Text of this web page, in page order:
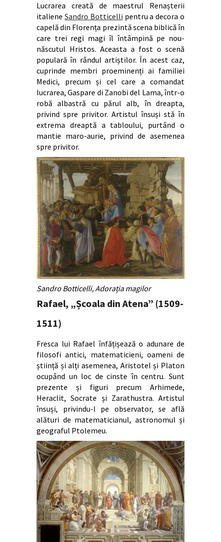
Lucrarea creată de maestrul Renașterii
italiene Sandro Botticelli pentru a decora o
capelă din Florența prezintă scena biblică în
care trei regi magi îl întâmpină pe nou-
născutul Hristos. Aceasta a fost o scenă
populară în rândul artiștilor. În acest caz,
cuprinde membri proeminenți ai familiei
Medici, precum și cel care a comandat
lucrarea, Gaspare di Zanobi del Lama, într-o
robă albastră cu părul alb, în dreapta,
privind spre privitor. Artistul însuși stă în
extrema dreaptă a tabloului, purtând o
mantie maro-aurie, privind de asemenea
spre privitor.
Sandro Botticelli, Adorația magilor
Rafael, „Școala din Atena” (1509-
1511)
Fresca lui Rafael înfățișează o adunare de
filosofi antici, matematicieni, oameni de
știință și alți asemenea, Aristotel și Platon
ocupând un loc de cinste în centru. Sunt
prezente și figuri precum Arhimede,
Heraclit, Socrate și Zarathustra. Artistul
însuși, privindu-l pe observator, se află
alături de matematicianul, astronomul și
geograful Ptolemeu.